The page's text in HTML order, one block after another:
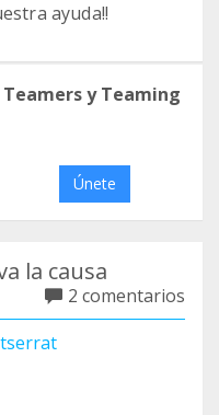
ayuda!!
y Teaming
Únete
la causa
2 comentarios